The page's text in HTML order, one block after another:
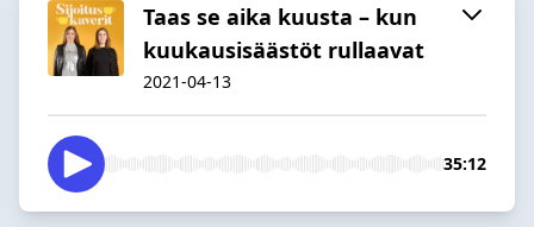
Taas se aika kuusta – kun
kuukausisäästöt rullaavat
2021-04-13
35:12